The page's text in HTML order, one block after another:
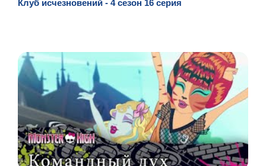
Клуб исчезновений - 4 сезон 16 серия